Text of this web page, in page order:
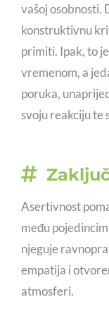
vašoj osobnosti.
konstruktivnu
primiti. Ipak, to
vremenom, a
poruka,
svoju reakciju te
Asertivnost
među
njeguje
empatija i
atmosferi.